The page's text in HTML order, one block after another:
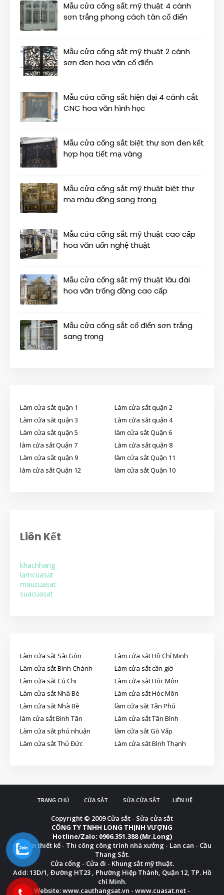
Mẫu cửa cổng sắt mỹ thuật 4 cánh
sơn trắng phong cách tân cổ điển
Mẫu cửa cổng sắt mỹ thuật 2 cánh
sơn đen hoa văn cổ điển
Mẫu cửa cổng sắt hiện đại 4 cánh cắt
CNC hoa văn hình học
Mẫu cửa cổng sắt biệt thự sơn đen kết
hợp họa tiết mạ vàng
Mẫu cửa cổng sắt mỹ thuật biệt thự
mạ màu đồng sang trọng
Mẫu cửa cổng sắt mỹ thuật cao cấp
hoa văn uốn nghệ thuật
Mẫu cửa cổng sắt mỹ thuật lâu đài
hoa văn trống đồng cao cấp
Mẫu cửa cổng sắt cổ điển sơn trắng
sang trọng
Làm cửa sắt quận 1
Làm cửa sắt quận 2
Làm cửa sắt quận 3
Làm cửa sắt quận 4
Làm cửa sắt quận 5
làm cửa sắt Quận 6
làm cửa sắt Quận 7
Làm cửa sắt quận 8
Làm cửa sắt quận 9
làm cửa sắt Quận 11
làm cửa sắt Quận 12
làm cửa sắt Quận 10
Liên Kết
khachhang
lamcuasat
maucuasat
suacuasat
Làm cửa sắt Sài Gòn
Làm cửa sắt Hồ Chí Minh
Làm cửa sắt Bình Chánh
Làm cửa sắt cần giờ
Làm cửa sắt Củ Chi
Làm cửa sắt Hóc Môn
Làm cửa sắt Nhà Bè
Làm cửa sắt Hóc Môn
Làm cửa sắt Nhà Bè
làm cửa sắt Tân Phú
làm cửa sắt Bình Tân
Làm cửa sắt Tân Bình
Làm cửa sắt phú nhuận
làm cửa sắt Gò Vấp
Làm cửa sắt Thủ Đức
Làm cửa săt Bình Thạnh
TRANG CHỦ CỬA SẮT SỬA CỬA SẮT LIÊN HỆ
Copyright © 2009Cửa sắt - Sửa cửa sắt
CÔNG TY TNHH LONG THỊNH VƯỢNG
Hotline/Zalo: 0906.351.388 (Mr.Long)
Chuyên thiết kế - Thi công công trình nhà xưởng - Lan can - Cầu
Thang Sắt.
Cửa cổng - Cửa đi - Khung sắt mỹ thuật.
Add: 13D/1, Đường HT23 , Phường Hiệp Thành, Quận 12, TP. Hồ
chí Minh.
Website: www.cauthangsat.vn - www.cuasat.net -